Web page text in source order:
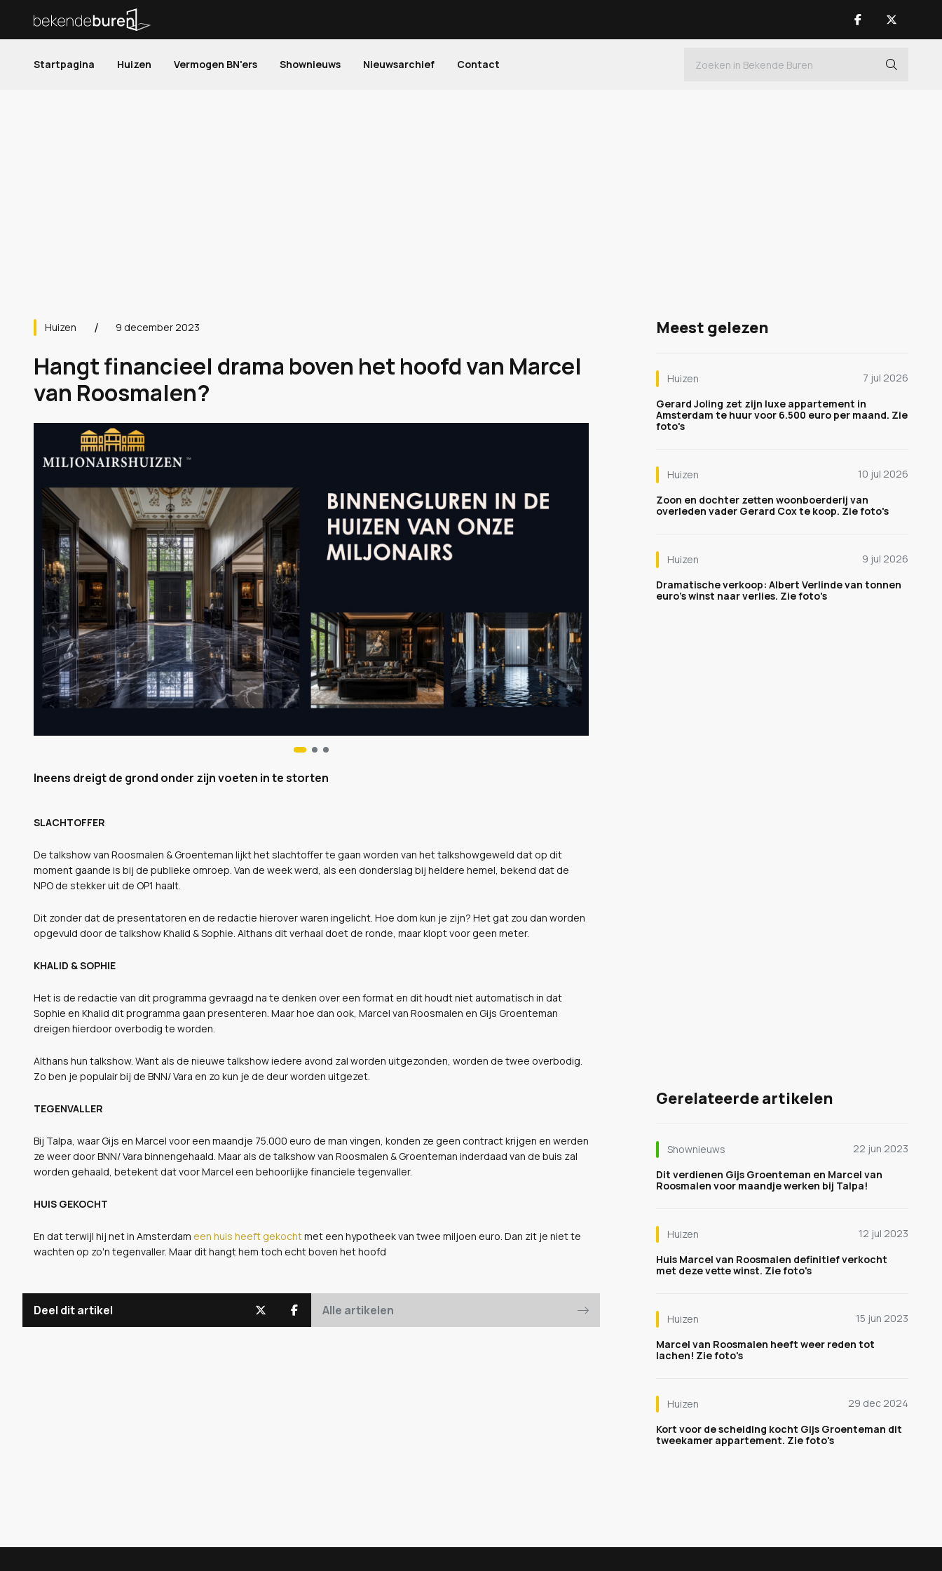
Startpagina Huizen Vermogen BN'ers Shownieuws Nieuwsarchief Contact
Huizen 9 december 2023
Hangt financieel drama boven het hoofd van Marcel
van Roosmalen?
Ineens dreigt de grond onder zijn voeten in te storten
SLACHTOFFER
De talkshow van Roosmalen & Groenteman lijkt het slachtoffer te gaan worden van het talkshowgeweld dat op dit
moment gaande is bij de publieke omroep. Van de week werd, als een donderslag bij heldere hemel, bekend dat de
NPO de stekker uit de OP1 haalt.
Dit zonder dat de presentatoren en de redactie hierover waren ingelicht. Hoe dom kun je zijn? Het gat zou dan worden
opgevuld door de talkshow Khalid & Sophie. Althans dit verhaal doet de ronde, maar klopt voor geen meter.
KHALID & SOPHIE
Het is de redactie van dit programma gevraagd na te denken over een format en dit houdt niet automatisch in dat
Sophie en Khalid dit programma gaan presenteren. Maar hoe dan ook, Marcel van Roosmalen en Gijs Groenteman
dreigen hierdoor overbodig te worden.
Althans hun talkshow. Want als de nieuwe talkshow iedere avond zal worden uitgezonden, worden de twee overbodig.
Zo ben je populair bij de BNN/ Vara en zo kun je de deur worden uitgezet.
TEGENVALLER
Bij Talpa, waar Gijs en Marcel voor een maandje 75.000 euro de man vingen, konden ze geen contract krijgen en werden
ze weer door BNN/ Vara binnengehaald. Maar als de talkshow van Roosmalen & Groenteman inderdaad van de buis zal
worden gehaald, betekent dat voor Marcel een behoorlijke financiele tegenvaller.
HUIS GEKOCHT
En dat terwijl hij net in Amsterdam een huis heeft gekochtmet een hypotheek van twee miljoen euro. Dan zit je niet te
wachten op zo'n tegenvaller. Maar dit hangt hem toch echt boven het hoofd
Deel dit artikel Alle artikelen
Meest gelezen
Huizen
7 jul 2026
Gerard Joling zet zijn luxe appartement in
Amsterdam te huur voor 6.500 euro per maand. Zie
foto's
Huizen
10 jul 2026
Zoon en dochter zetten woonboerderij van
overleden vader Gerard Cox te koop. Zie foto's
Huizen
9 jul 2026
Dramatische verkoop: Albert Verlinde van tonnen
euro's winst naar verlies. Zie foto's
Gerelateerde artikelen
Shownieuws
22 jun 2023
Dit verdienen Gijs Groenteman en Marcel van
Roosmalen voor maandje werken bij Talpa!
Huizen
12 jul 2023
Huis Marcel van Roosmalen definitief verkocht
met deze vette winst. Zie foto's
Huizen
15 jun 2023
Marcel van Roosmalen heeft weer reden tot
lachen! Zie foto's
Huizen
29 dec 2024
Kort voor de scheiding kocht Gijs Groenteman dit
tweekamer appartement. Zie foto's